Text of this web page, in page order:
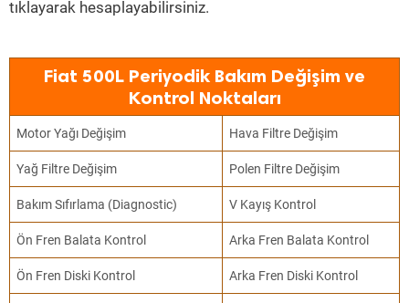
tıklayarak hesaplayabilirsiniz.
Fiat 500L Periyodik Bakım Değişim ve
Kontrol Noktaları
Motor Yağı Değişim Hava Filtre Değişim
Yağ Filtre Değişim Polen Filtre Değişim
Bakım Sıfırlama (Diagnostic) V Kayış Kontrol
Ön Fren Balata Kontrol Arka Fren Balata Kontrol
Ön Fren Diski Kontrol Arka Fren Diski Kontrol